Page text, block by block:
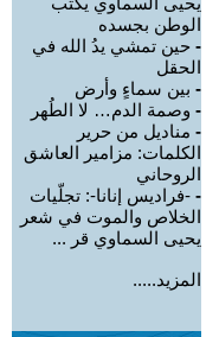
الوطن بجسده
- حين تمشي يدُ الله في
الحقل
- بين سماءٍ وأرض
- وصمة الدم… لا الطُهر
- مناديل من حرير
الكلمات: مزامير العاشق
الروحاني
- -فراديس إنانا-: تجلّيات
الخلاص والموت في شعر
يحيى السماوي قر ...
المزيد.....